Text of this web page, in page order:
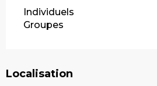
Individuels
Groupes
Localisation